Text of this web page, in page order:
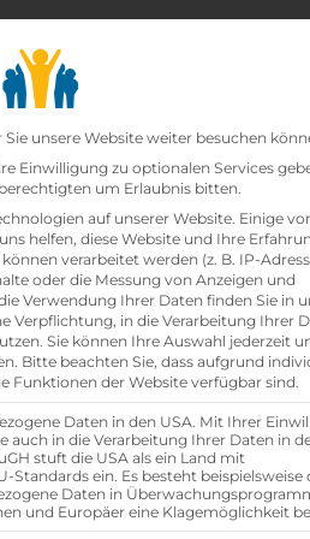
search
ist schonbesetzt.
Datenschutz-
unsere Website weiter besuchen
Einwilligung zu optionalen Services
um Erlaubnis bitten.
auf unserer Website. Einige
helfen, diese Website und Ihre
verarbeitet werden (z. B. IP-
oder die Messung von Anzeigen und
Verwendung Ihrer Daten finden Sie in
Verpflichtung, in die Verarbeitung Ihrer
Sie können Ihre Auswahl jederzeit
Bitte beachten Sie, dass aufgrund
Funktionen der Website verfügbar sind.
Daten in den USA. Mit Ihrer
auch in die Verarbeitung Ihrer Daten in
stuft die USA als ein Land mit
ein. Es besteht beispielsweise
Daten in
und Europäer eine Klagemöglichkeit